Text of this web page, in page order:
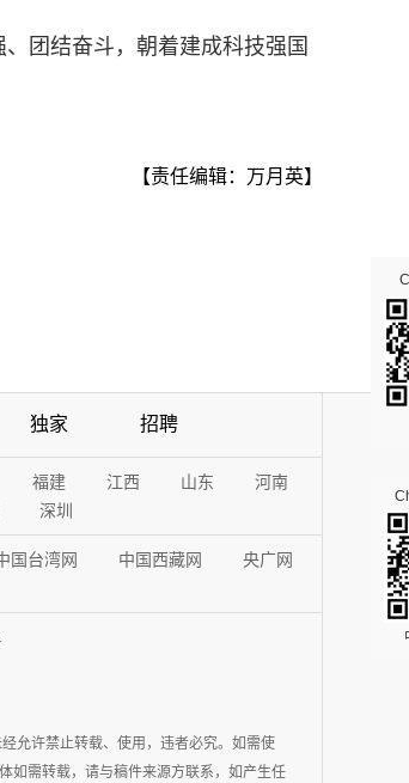
团结奋斗，朝着建成科技强国
【责任编辑：万月英】
独家 招聘
福建 江西 山东
河南
深圳
国台湾网 中国西藏网
央广网
允许禁止转载、使用，违者必究。如需使
如需转载，请与稿件来源方联系，如产生任